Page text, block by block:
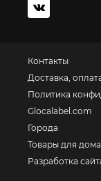
Контакты
Доставка,
Политика
Glocalabel.com
Города
Товары для